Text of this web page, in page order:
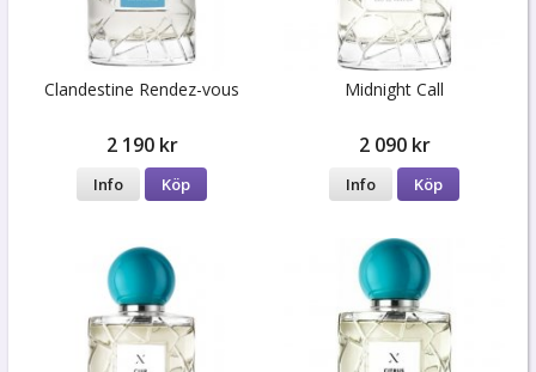
Clandestine Rendez-vous
2 190 kr
Info Köp
Midnight Call
2 090 kr
Info Köp